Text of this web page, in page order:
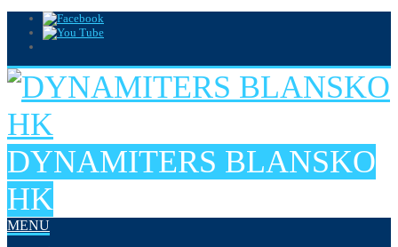
DYNAMITERS BLANSKO
HK
MENU